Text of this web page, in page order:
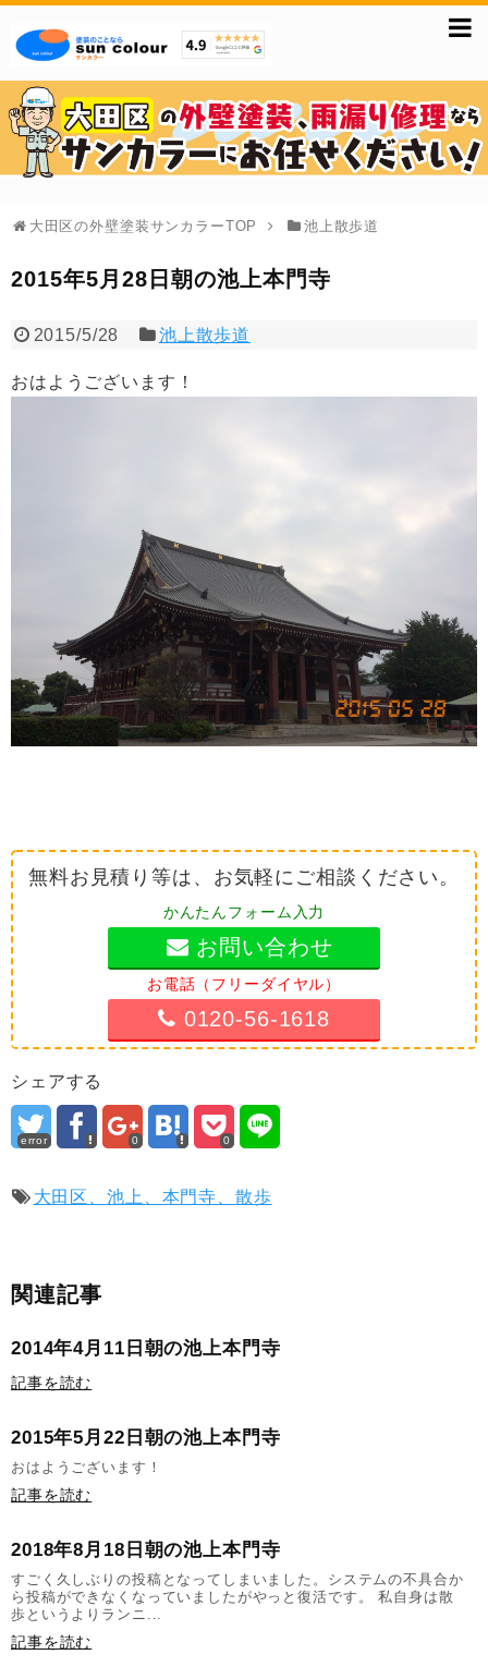
大田区の外壁塗装サンカラーTOP 池上散歩道
2015年5月28日朝の池上本門寺
2015/5/28 池上散歩道
おはようございます！
無料お見積り等は、お気軽にご相談ください。
かんたんフォーム入力
お問い合わせ
お電話（フリーダイヤル）
0120-56-1618
シェアする
error 0 0
大田区、池上、本門寺、散歩
関連記事
2014年4月11日朝の池上本門寺
記事を読む
2015年5月22日朝の池上本門寺
おはようございます！
記事を読む
2018年8月18日朝の池上本門寺
すごく久しぶりの投稿となってしまいました。システムの不具合か
ら投稿ができなくなっていましたがやっと復活です。 私自身は散
歩というよりランニ...
記事を読む